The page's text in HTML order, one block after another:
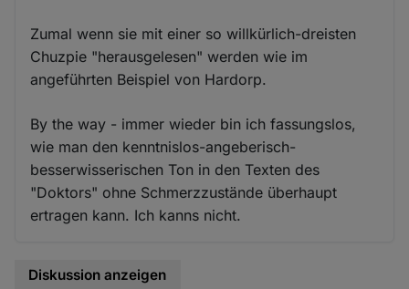
Zumal wenn sie mit einer so willkürlich-dreisten
Chuzpie "herausgelesen" werden wie im
angeführten Beispiel von Hardorp.
By the way - immer wieder bin ich fassungslos,
wie man den kenntnislos-angeberisch-
besserwisserischen Ton in den Texten des
"Doktors" ohne Schmerzzustände überhaupt
ertragen kann. Ich kanns nicht.
Diskussion anzeigen